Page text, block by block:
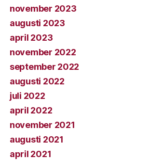
november 2023
augusti 2023
april 2023
november 2022
september 2022
augusti 2022
juli 2022
april 2022
november 2021
augusti 2021
april 2021